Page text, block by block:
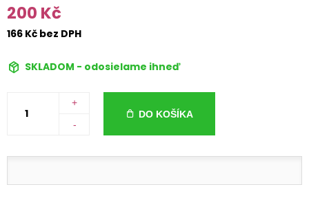
200 Kč
166 Kč bez DPH
SKLADOM - odosielame ihneď
+
-
DO KOŠÍKA